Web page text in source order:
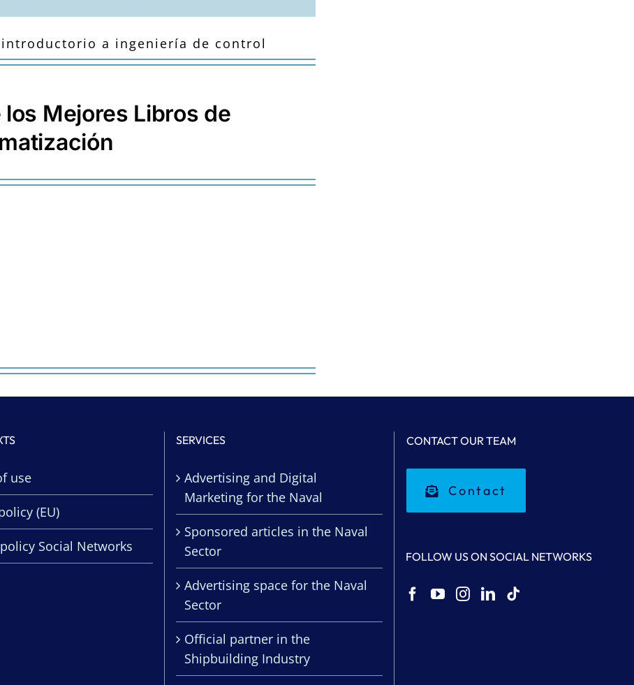
a ingeniería de control
Mejores Libros de
use
(EU)
Social Networks
SERVICES
Advertising and Digital
Marketing for the Naval
Sponsored articles in the Naval
Sector
Advertising space for the Naval
Sector
Official partner in the
Shipbuilding Industry
CONTACT OUR TEAM
Contact
FOLLOW US ON SOCIAL NETWORKS